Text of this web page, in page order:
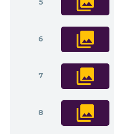
5
6
7
8